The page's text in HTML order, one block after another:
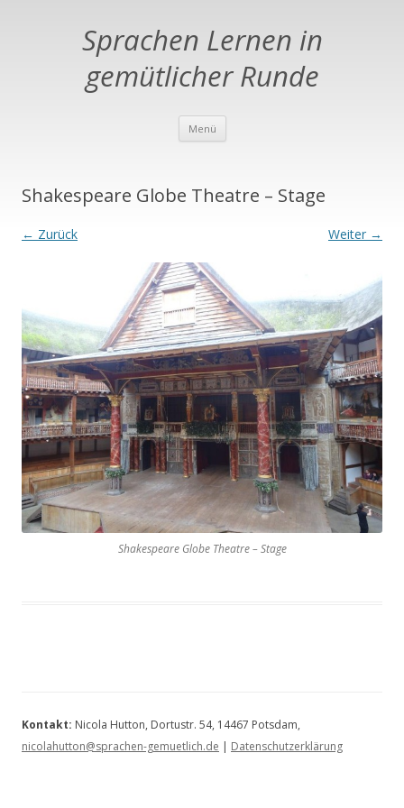
Sprachen Lernen in
gemütlicher Runde
Menü Springe zum Inhalt
Shakespeare Globe Theatre – Stage
← Zurück Weiter →
Shakespeare Globe Theatre – Stage
Kontakt: Nicola Hutton, Dortustr. 54, 14467 Potsdam,
nicolahutton@sprachen-gemuetlich.de | Datenschutzerklärung